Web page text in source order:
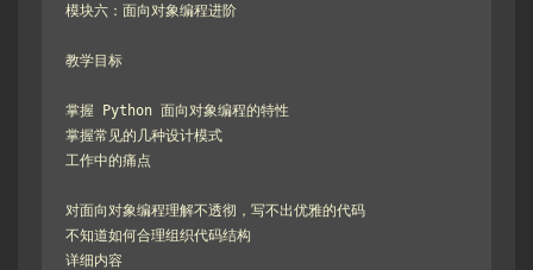
模块六：面向对象编程进阶
教学目标
掌握 Python 面向对象编程的特性
掌握常见的几种设计模式
工作中的痛点
对面向对象编程理解不透彻，写不出优雅的代码
不知道如何合理组织代码结构
详细内容